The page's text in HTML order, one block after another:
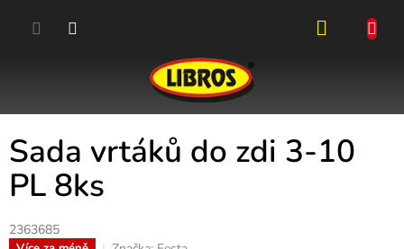
Sada vrtáků do zdi 3-10
PL 8ks
2363685